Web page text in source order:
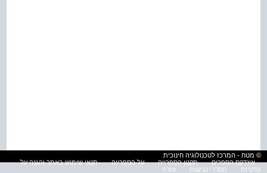
© מטח - המרכז לטכנולוגיה חינוכית
אינדקס הספרים
תקנון הספרייה על הספרייה
תנאי שימוש באתר והגנה על
פרטיות
הסדרי נגישות עזרה